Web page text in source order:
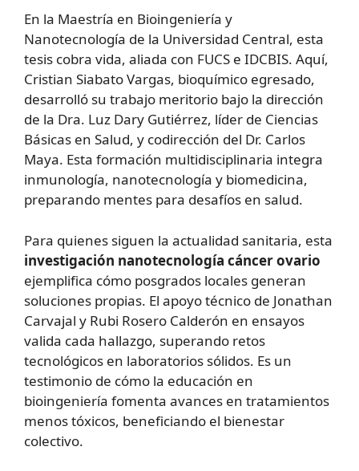
En la Maestría en Bioingeniería y
Nanotecnología de la Universidad Central, esta
tesis cobra vida, aliada con FUCS e IDCBIS. Aquí,
Cristian Siabato Vargas, bioquímico egresado,
desarrolló su trabajo meritorio bajo la dirección
de la Dra. Luz Dary Gutiérrez, líder de Ciencias
Básicas en Salud, y codirección del Dr. Carlos
Maya. Esta formación multidisciplinaria integra
inmunología, nanotecnología y biomedicina,
preparando mentes para desafíos en salud.
Para quienes siguen la actualidad sanitaria, esta
investigación nanotecnología cáncer ovario
ejemplifica cómo posgrados locales generan
soluciones propias. El apoyo técnico de Jonathan
Carvajal y Rubi Rosero Calderón en ensayos
valida cada hallazgo, superando retos
tecnológicos en laboratorios sólidos. Es un
testimonio de cómo la educación en
bioingeniería fomenta avances en tratamientos
menos tóxicos, beneficiando el bienestar
colectivo.